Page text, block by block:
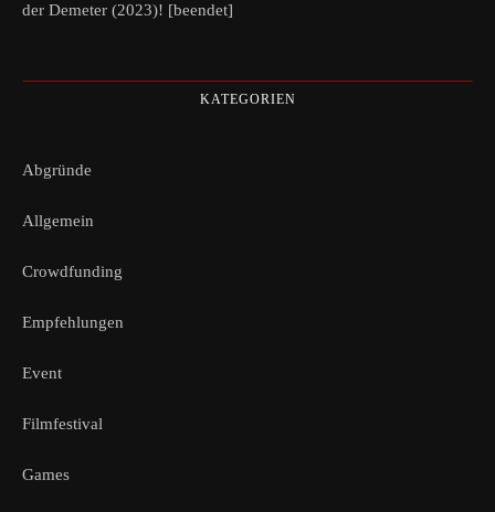
der Demeter (2023)! [beendet]
KATEGORIEN
Abgründe
Allgemein
Crowdfunding
Empfehlungen
Event
Filmfestival
Games